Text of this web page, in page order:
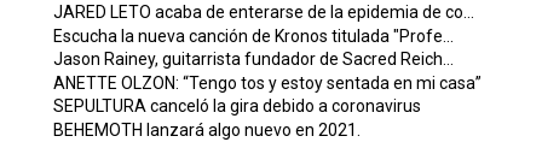
JARED LETO acaba de enterarse de la epidemia de co...
Escucha la nueva canción de Kronos titulada "Profe...
Jason Rainey, guitarrista fundador de Sacred Reich...
ANETTE OLZON: “Tengo tos y estoy sentada en mi casa”
SEPULTURA canceló la gira debido a coronavirus
BEHEMOTH lanzará algo nuevo en 2021.